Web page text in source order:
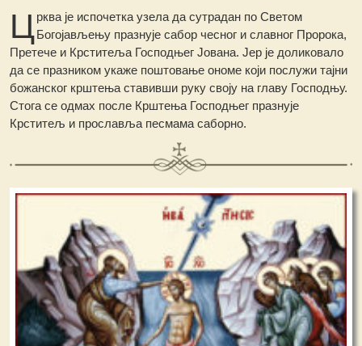
Црква је испочетка узела да сутрадан пo Светом
Богојављењу празнује сабор чесног и славног Пророка,
Претече и Крститеља Господњег Јована. Јер је доликовало
да се празником укаже поштовање ономе који послужи тајни
божанског крштења ставивши руку своју на главу Господњу.
Стога се одмах после Крштења Господњег празнује
Крститељ и прославља песмама саборно.